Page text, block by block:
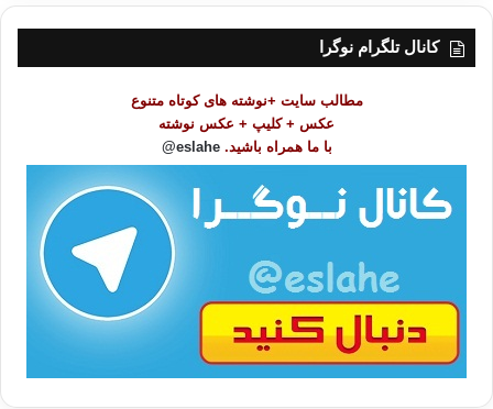
کانال تلگرام نوگرا
مطالب سایت +نوشته های کوتاه متنوع
عکس + کلیپ + عکس نوشته
با ما همراه باشید. eslahe@